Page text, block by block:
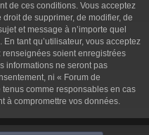
de ces conditions. Vous acceptez
de supprimer, de modifier, de
et message à n’importe quel
tant qu’utilisateur, vous acceptez
soient enregistrées
informations ne seront pas
ni « Forum de
comme responsables en cas
à compromettre vos données.